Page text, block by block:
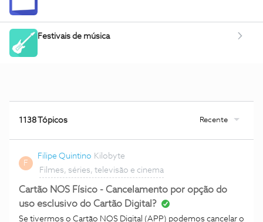
Festivais de música
1138 Tópicos Recente
F
Filipe Quintino Kilobyte
Filmes, séries, televisão e cinema
Cartão NOS Físico - Cancelamento por opção do
uso esclusivo do Cartão Digital?
Se tivermos o Cartão NOS Digital (APP) podemos cancelar o